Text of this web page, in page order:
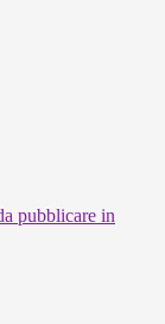
pubblicare in